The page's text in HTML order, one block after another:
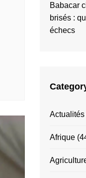
Babacar
brisés :
échecs
Actualités
Afrique